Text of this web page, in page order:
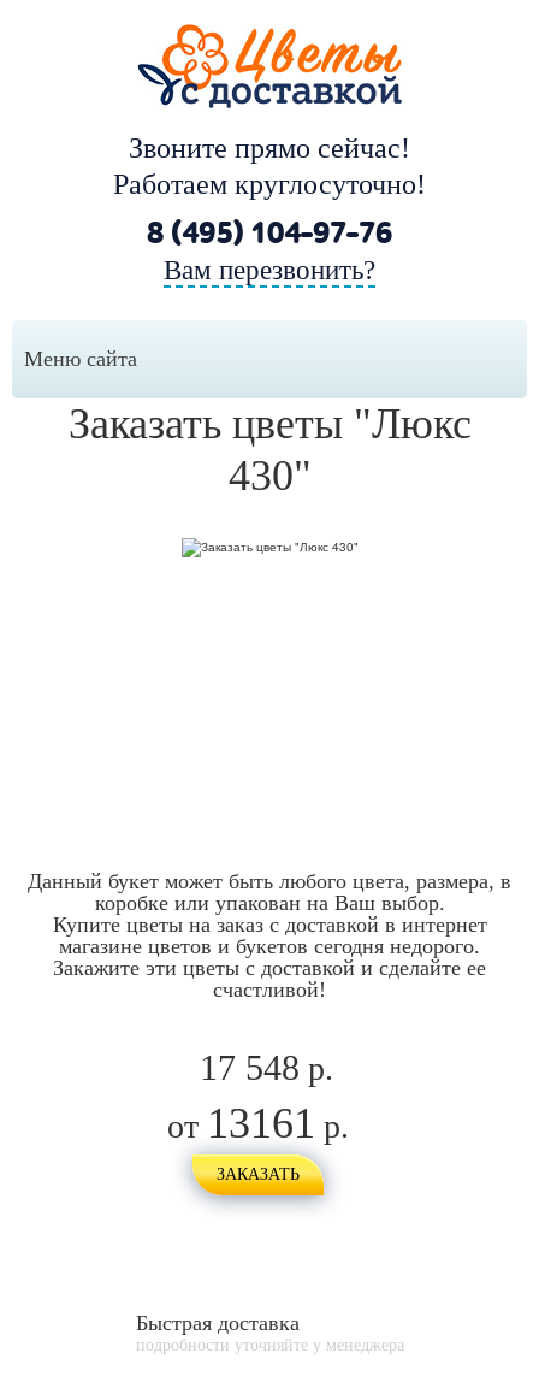
Звоните прямо сейчас!
Работаем круглосуточно!
8 (495) 104-97-76
Вам перезвонить?
Меню сайта
Заказать цветы "Люкс
430"
Данный букет может быть любого цвета, размера, в
коробке или упакован на Ваш выбор.
Купите цветы на заказ с доставкой в интернет
магазине цветов и букетов сегодня недорого.
Закажите эти цветы с доставкой и сделайте ее
счастливой!
17 548 р.
от 13161 р.
ЗАКАЗАТЬ
Быстрая доставка
подробности уточняйте у менеджера